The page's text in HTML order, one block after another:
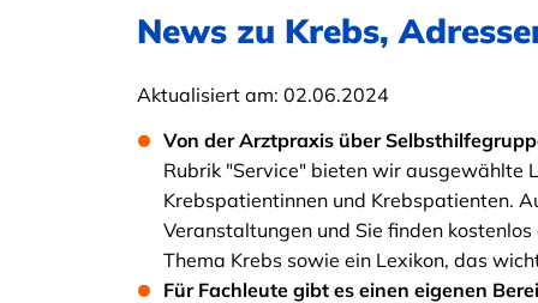
News zu Krebs,
Aktualisiert am: 02.06.2024
Von der Arztpraxis über
Rubrik "Service" bieten wir ausgewählte
Krebspatientinnen und Krebspatienten.
Veranstaltungen und Sie finden
Thema Krebs sowie ein Lexikon, das
Für Fachleute gibt es einen eigenen